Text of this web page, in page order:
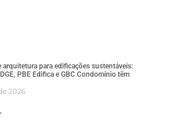
arquitetura para edificações sustentáveis:
PBE Edifica e GBC Condomínio têm
2026